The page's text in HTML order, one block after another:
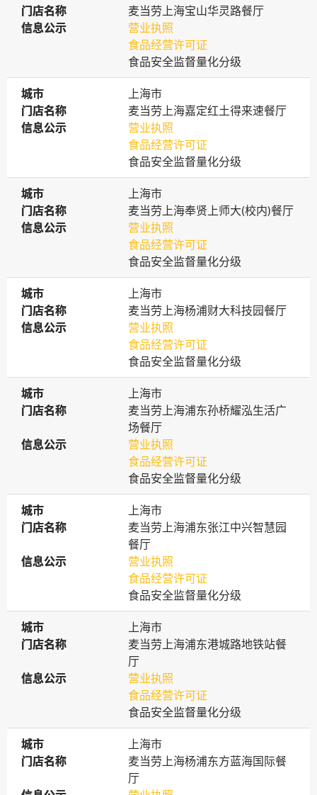
门店名称
门店名称
麦当劳上海宝山华灵路餐厅
信息公示
信息公示
营业执照
食品经营许可证
食品安全监督量化分级
城市
城市
上海市
门店名称
门店名称
麦当劳上海嘉定红土得来速餐厅
信息公示
信息公示
营业执照
食品经营许可证
食品安全监督量化分级
城市
城市
上海市
门店名称
门店名称
麦当劳上海奉贤上师大(校内)餐厅
信息公示
信息公示
营业执照
食品经营许可证
食品安全监督量化分级
城市
城市
上海市
门店名称
门店名称
麦当劳上海杨浦财大科技园餐厅
信息公示
信息公示
营业执照
食品经营许可证
食品安全监督量化分级
城市
城市
上海市
门店名称
门店名称
麦当劳上海浦东孙桥耀泓生活广
场餐厅
信息公示
信息公示
营业执照
食品经营许可证
食品安全监督量化分级
城市
城市
上海市
门店名称
门店名称
麦当劳上海浦东张江中兴智慧园
餐厅
信息公示
信息公示
营业执照
食品经营许可证
食品安全监督量化分级
城市
城市
上海市
门店名称
门店名称
麦当劳上海浦东港城路地铁站餐
厅
信息公示
信息公示
营业执照
食品经营许可证
食品安全监督量化分级
城市
城市
上海市
门店名称
门店名称
麦当劳上海杨浦东方蓝海国际餐
厅